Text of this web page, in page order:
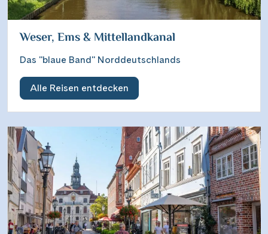
Weser, Ems & Mittellandkanal
Das "blaue Band" Norddeutschlands
Alle Reisen entdecken